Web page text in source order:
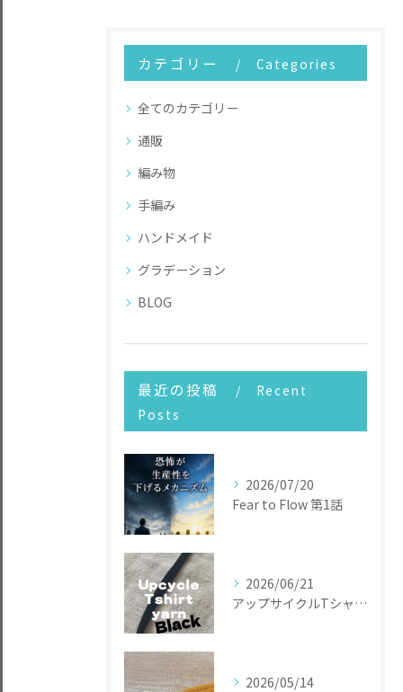
カテゴリー Categories
全てのカテゴリー
通販
編み物
手編み
ハンドメイド
グラデーション
BLOG
最近の投稿
Recent
Posts
2026/07/20
Fear to Flow 第1話
2026/06/21
アップサイクルTシャツヤーン
2026/05/14